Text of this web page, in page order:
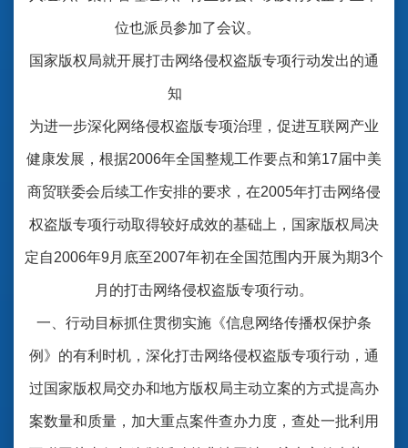
位也派员参加了会议。
国家版权局就开展打击网络侵权盗版专项行动发出的通
知
为进一步深化网络侵权盗版专项治理，促进互联网产业
健康发展，根据2006年全国整规工作要点和第17届中美
商贸联委会后续工作安排的要求，在2005年打击网络侵
权盗版专项行动取得较好成效的基础上，国家版权局决
定自2006年9月底至2007年初在全国范围内开展为期3个
月的打击网络侵权盗版专项行动。
一、行动目标抓住贯彻实施《信息网络传播权保护条
例》的有利时机，深化打击网络侵权盗版专项行动，通
过国家版权局交办和地方版权局主动立案的方式提高办
案数量和质量，加大重点案件查办力度，查处一批利用